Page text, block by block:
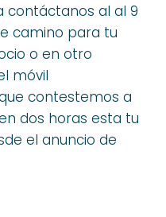
contáctanos al al 9
camino para tu
o en otro
móvil
contestemos a
dos horas esta tu
el anuncio de